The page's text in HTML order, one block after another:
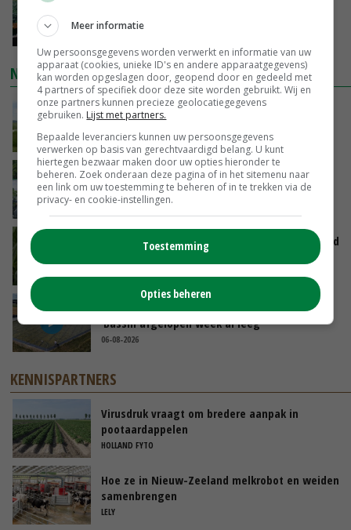
NIEUWSTE VIDEO'S
POAH!: John Deere 7730
GISTEREN, 10:00
Oekraïne-vlogger Kees Huizinga: ‘Bezoek van
de ambassade mag zelf groente plukken’
07-08-2026
Limburgse mais van Frijns doet het verrassend
Droogte veroorzaakt steeds meer problemen:
‘Bassin afgelopen week al leeg’
06-08-2026
KENNISPARTNERS
Virusdruk vraagt om bredere aanpak in
pootaardappelen
HOLLAND FYTO
Hoe ze in Nieuw-Zeeland melkrobot en weiden
samenbrengen
LELY
Meer informatie
Uw persoonsgegevens worden verwerkt en informatie van uw
apparaat (cookies, unieke ID's en andere apparaatgegevens)
kan worden opgeslagen door, geopend door en gedeeld met
4 partners of specifiek door deze site worden gebruikt. Wij en
onze partners kunnen precieze geolocatiegegevens
gebruiken. Lijst met partners.
Bepaalde leveranciers kunnen uw persoonsgegevens
verwerken op basis van gerechtvaardigd belang. U kunt
hiertegen bezwaar maken door uw opties hieronder te
beheren. Zoek onderaan deze pagina of in het sitemenu naar
een link om uw toestemming te beheren of in te trekken via de
privacy- en cookie-instellingen.
Toestemming
Opties beheren